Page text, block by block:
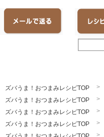
ズバうま！おつまみレシピTOP
ズバうま！おつまみレシピTOP
ズバうま！おつまみレシピTOP
ズバうま！おつまみレシピTOP